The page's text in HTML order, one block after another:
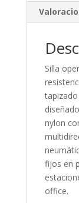
Silla
nylon
fijos en
office.